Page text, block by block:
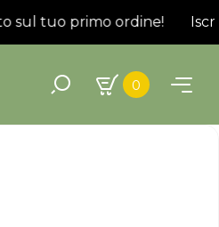
sul tuo primo ordine!
0